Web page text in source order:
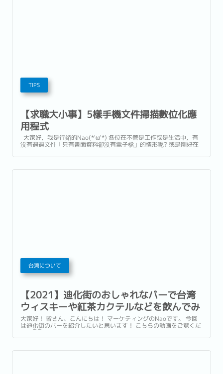
TIPS
【求職大小事】5樣手機文件掃描數位化應
用程式
大家好，我是行銷的Nao(*'ω'*) 各位在不管是工作或是生活中，有
沒有遇過文件「只有書面資料卻沒有電子檔」的情形呢? 或是剛好在
要將書面資料重新製作、Key in數位化，也是相當耗時又耗費心力的
台湾について
【2021】迪化街のおしゃれなバーで台湾
ウィスキーや紅茶カクテルなどを飲んでみ
た（Reeracoenチャンネル）
大家好！ 皆さん、こんにちは！ マーケティングのNaoです。 今回
は迪化街のバーを紹介したいと思います！ こちらの動画をご覧くだ
さい👇👇 （店内写真/from沃森茶酒館Facebook） ≪お店情報≫ 沃
森茶酒館ASW TEA HOUSE ・住所： 103台北市大同區迪化街一段